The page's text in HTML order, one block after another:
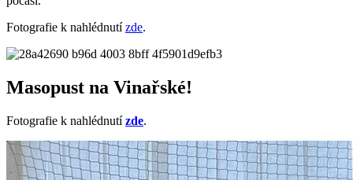
Fotografie k nahlédnutízde.
Masopust na Vinařské!
Fotografie k nahlédnutízde.